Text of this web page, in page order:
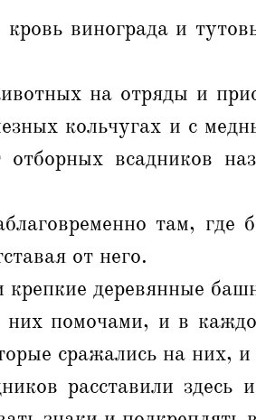
винограда и
на отряды и
кольчугах и с
отборных всадников
там,
от него.
деревянные
них помочами, и в
сражались на них,
расставили здесь